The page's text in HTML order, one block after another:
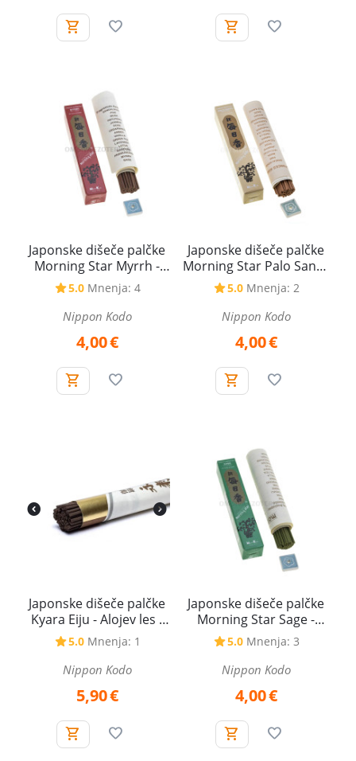
Japonske dišeče palčke
Morning Star Myrrh -
Mira
5.0 Mnenja: 4
Nippon Kodo
4,00€
Japonske dišeče palčke
Morning Star Palo Santo
- Sveti les
5.0 Mnenja: 2
Nippon Kodo
4,00€
Japonske dišeče palčke
Kyara Eiju - Alojev les -
rolica
5.0 Mnenja: 1
Nippon Kodo
5,90€
Japonske dišeče palčke
Morning Star Sage -
Žajbelj
5.0 Mnenja: 3
Nippon Kodo
4,00€